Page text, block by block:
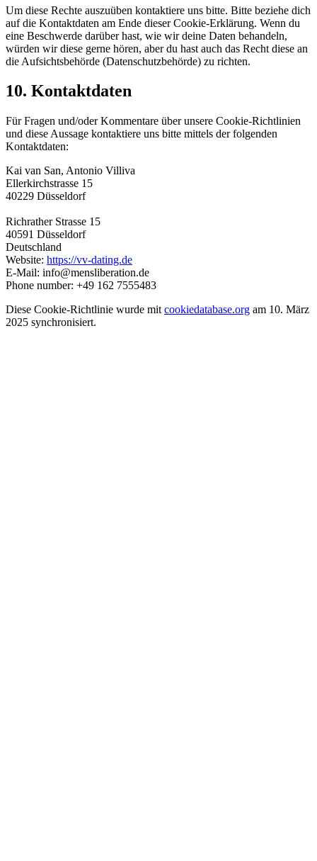
Um diese Rechte auszuüben kontaktiere uns bitte. Bitte beziehe dich
auf die Kontaktdaten am Ende dieser Cookie-Erklärung. Wenn du
eine Beschwerde darüber hast, wie wir deine Daten behandeln,
würden wir diese gerne hören, aber du hast auch das Recht diese an
die Aufsichtsbehörde (Datenschutzbehörde) zu richten.
10. Kontaktdaten
Für Fragen und/oder Kommentare über unsere Cookie-Richtlinien
und diese Aussage kontaktiere uns bitte mittels der folgenden
Kontaktdaten:
Kai van San, Antonio Villiva
Ellerkirchstrasse 15
40229 Düsseldorf
Richrather Strasse 15
40591 Düsseldorf
Deutschland
Website: https://vv-dating.de
E-Mail: info@mensliberation.de
Phone number: +49 162 7555483
Diese Cookie-Richtlinie wurde mit cookiedatabase.org am 10. März
2025 synchronisiert.